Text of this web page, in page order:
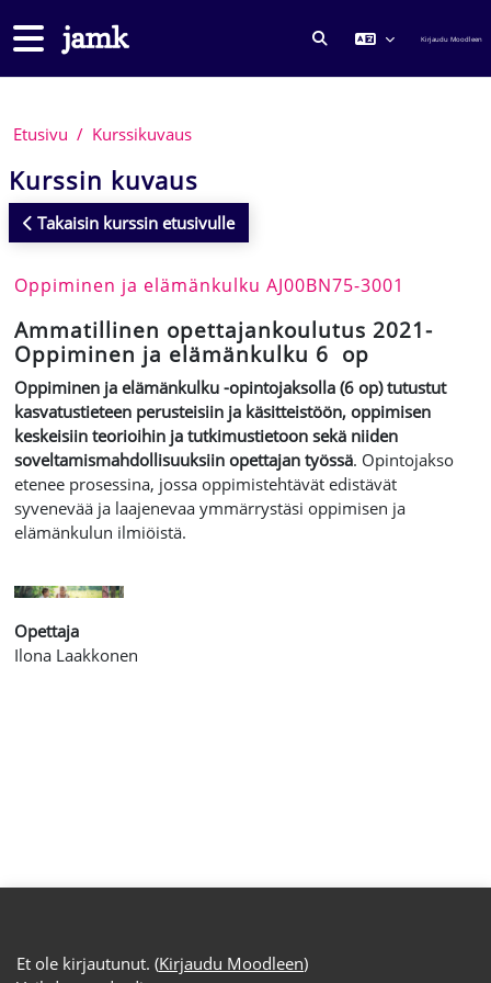
Sivupaneeli
VAIHDA Kirjaudu Moodleen
Etusivu Kurssikuvaus
Kurssin kuvaus
Takaisin kurssin etusivulle
Oppiminen ja elämänkulku AJ00BN75-3001
Ammatillinen opettajankoulutus 2021-
Oppiminen ja elämänkulku 6 op
Oppiminen ja elämänkulku -opintojaksolla (6 op) tutustut
kasvatustieteen perusteisiin ja käsitteistöön, oppimisen
keskeisiin teorioihin ja tutkimustietoon sekä niiden
soveltamismahdollisuuksiin opettajan työssä. Opintojakso
etenee prosessina, jossa oppimistehtävät edistävät
syvenevää ja laajenevaa ymmärrystäsi oppimisen ja
elämänkulun ilmiöistä.
Opettaja
Ilona Laakkonen
Et ole kirjautunut. (Kirjaudu Moodleen)